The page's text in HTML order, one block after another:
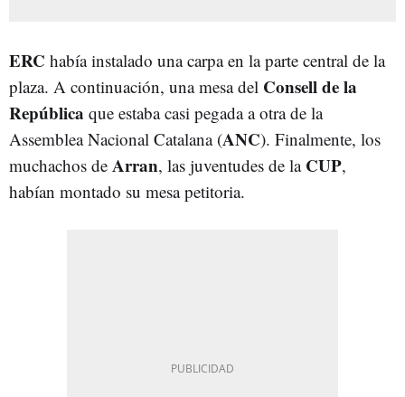
ERC había instalado una carpa en la parte central de la
plaza. A continuación, una mesa del Consell de la
República que estaba casi pegada a otra de la
Assemblea Nacional Catalana (ANC). Finalmente, los
muchachos de Arran, las juventudes de la CUP,
habían montado su mesa petitoria.